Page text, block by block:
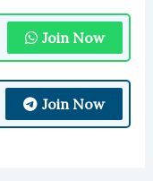
Join Now
Join Now